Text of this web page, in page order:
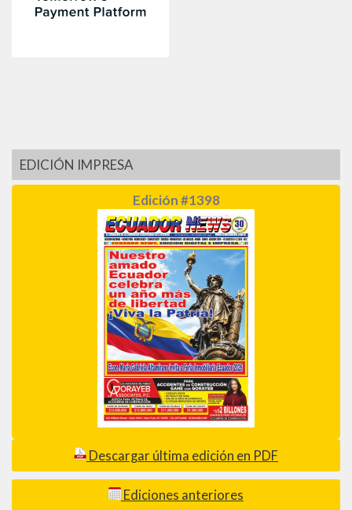
EDICIÓN IMPRESA
Edición #1398
Descargar última edición en PDF
Ediciones anteriores